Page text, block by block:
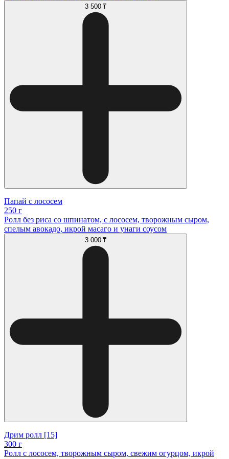
3 500 ₸
Папай с лососем
250 г
Ролл без риса со шпинатом, с лососем, творожным сыром,
спелым авокадо, икрой масаго и унаги соусом
3 000 ₸
Дрим ролл [15]
300 г
Ролл с лососем, творожным сыром, свежим огурцом, икрой